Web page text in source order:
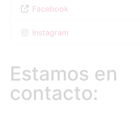
Facebook
Instagram
Estamos en
contacto: